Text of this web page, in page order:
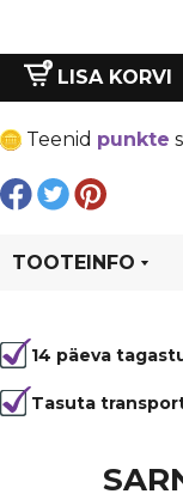
oli:
€ 0,17.
is:
€ 0,13.
Klaaspärl
ava
1
mm,
kogus
LISA KORVI
Teenid punkte
TOOTEINFO
Värvus
Kuju
14 päeva
Tasuta